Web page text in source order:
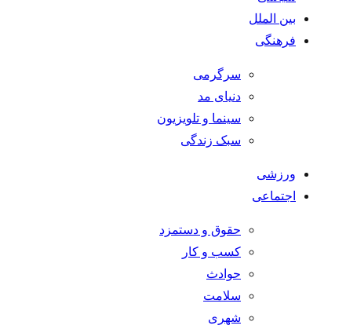
بین الملل
فرهنگی
سرگرمی
دنیای مد
سینما و تلویزیون
سبک زندگی
ورزشی
اجتماعی
حقوق و دستمزد
کسب و کار
حوادث
سلامت
شهری